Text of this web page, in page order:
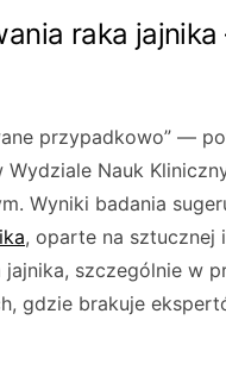
raka jajnika
przypadkowo” —
Nauk
Wyniki badania
, oparte na sztucznej
szczególnie w
gdzie brakuje